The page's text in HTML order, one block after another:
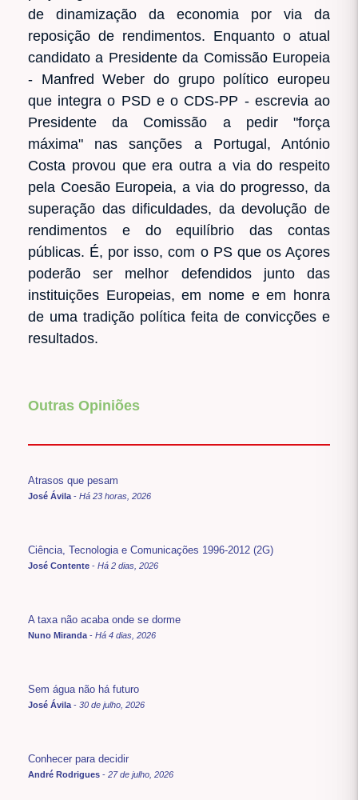
de dinamização da economia por via da
reposição de rendimentos. Enquanto o atual
candidato a Presidente da Comissão Europeia
- Manfred Weber do grupo político europeu
que integra o PSD e o CDS-PP - escrevia ao
Presidente da Comissão a pedir "força
máxima" nas sanções a Portugal, António
Costa provou que era outra a via do respeito
pela Coesão Europeia, a via do progresso, da
superação das dificuldades, da devolução de
rendimentos e do equilíbrio das contas
públicas. É, por isso, com o PS que os Açores
poderão ser melhor defendidos junto das
instituições Europeias, em nome e em honra
de uma tradição política feita de convicções e
resultados.
Outras Opiniões
Atrasos que pesam
José Ávila - Há 23 horas, 2026
Ciência, Tecnologia e Comunicações 1996-2012 (2G)
José Contente - Há 2 dias, 2026
A taxa não acaba onde se dorme
Nuno Miranda - Há 4 dias, 2026
Sem água não há futuro
José Ávila - 30 de julho, 2026
Conhecer para decidir
André Rodrigues - 27 de julho, 2026